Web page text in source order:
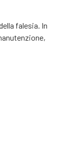
falesia. In